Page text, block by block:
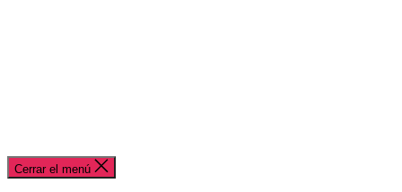
Cerrar el menú